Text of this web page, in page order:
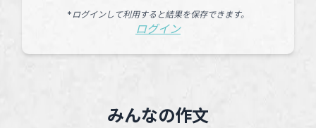
*ログインして利用すると結果を保存できます。
ログイン
みんなの作文